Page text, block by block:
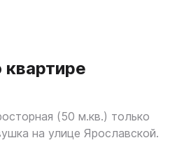
(50 м.кв.) только
на улице Ярославской.